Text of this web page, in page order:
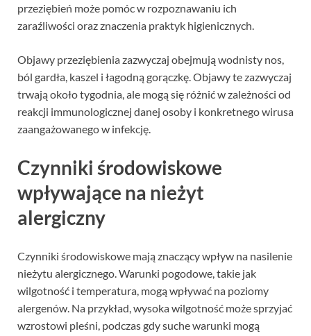
przeziębień może pomóc w rozpoznawaniu ich
zaraźliwości oraz znaczenia praktyk higienicznych.
Objawy przeziębienia zazwyczaj obejmują wodnisty nos,
ból gardła, kaszel i łagodną gorączkę. Objawy te zazwyczaj
trwają około tygodnia, ale mogą się różnić w zależności od
reakcji immunologicznej danej osoby i konkretnego wirusa
zaangażowanego w infekcję.
Czynniki środowiskowe
wpływające na nieżyt
alergiczny
Czynniki środowiskowe mają znaczący wpływ na nasilenie
nieżytu alergicznego. Warunki pogodowe, takie jak
wilgotność i temperatura, mogą wpływać na poziomy
alergenów. Na przykład, wysoka wilgotność może sprzyjać
wzrostowi pleśni, podczas gdy suche warunki mogą